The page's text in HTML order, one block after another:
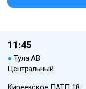
11:45
● Тула АВ
Центральный
Киреевское ПАТП 18